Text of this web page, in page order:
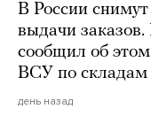
В России
выдачи
сообщил об
ВСУ по
день назад